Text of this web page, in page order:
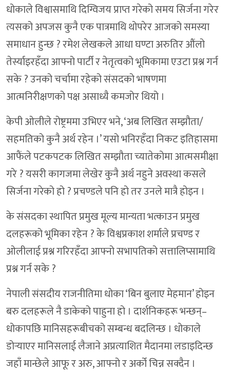
धोकाले विश्वासमाथि दिग्विजय प्राप्त गरेको समय सिर्जना गरेर
त्यसको अपजस कुनै एक पात्रमाथि थोपरेर आजको समस्या
समाधान हुन्छ ? रमेश लेखकले आधा घण्टा अरुतिर औंलो
तेर्स्याइरहँदा आफ्नो पार्टी र नेतृत्वको भूमिकामा एउटा प्रश्न गर्न
सके ? उनको चर्चामा रहेको संसदको भाषणमा
आत्मनिरीक्षणको पक्ष असाध्यै कमजोर थियो ।
केपी ओलीले रोष्ट्रममा उभिएर भने, ‘अब लिखित सम्झौता/
सहमतिको कुनै अर्थ रहेन ।’ यसो भनिरहँदा निकट इतिहासमा
आफैंले पटकपटक लिखित सम्झौता च्यातेकोमा आत्मसमीक्षा
गरे ? यसरी कागजमा लेखेर कुनै अर्थ नहुने अवस्था कसले
सिर्जना गरेको हो ? प्रचण्डले पनि हो तर उनले मात्रै होइन ।
के संसदका स्थापित प्रमुख मूल्य मान्यता भत्काउन प्रमुख
दलहरूको भूमिका रहेन ? के विश्वप्रकाश शर्माले प्रचण्ड र
ओलीलाई प्रश्न गरिरहँदा आफ्नो सभापतिको सत्तालिप्सामाथि
प्रश्न गर्न सके ?
नेपाली संसदीय राजनीतिमा धोका ‘बिन बुलाए मेहमान’ होइन
बरु दलहरूले नै डाकेको पाहुना हो । दार्शनिकहरू भन्छन्–
धोकापछि मानिसहरूबीचको सम्बन्ध बदलिन्छ । धोकाले
डोर्‍याएर मानिसलाई लैजाने अप्रत्याशित मैदानमा लडाइदिन्छ
जहाँ मान्छेले आफू र अरु, आफ्नो र अर्को चिन्न सक्दैन ।